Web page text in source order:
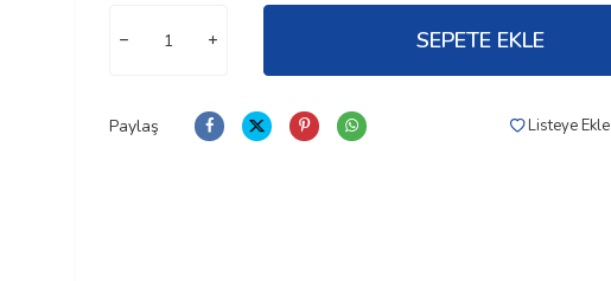
SEPETE EKLE
Paylaş Listeye Ekle